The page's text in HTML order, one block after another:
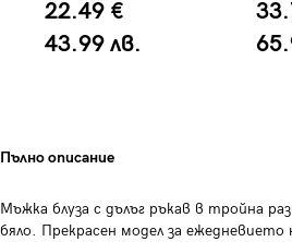
22.49 €
43.99 лв.
Пълно описание
Мъжка блуза с дълъг ръкав в тройна
бяло. Прекрасен модел за ежедневието